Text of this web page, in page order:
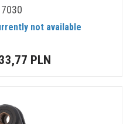
not available
PLN